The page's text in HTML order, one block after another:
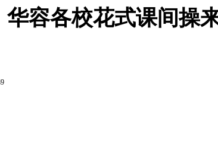
华容各校花式课间操